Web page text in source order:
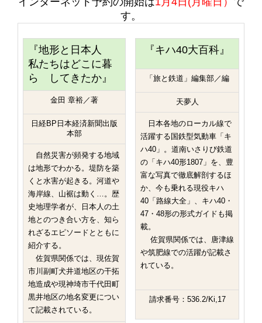
す。
『地形と日本人
私たちはどこに暮
ら してきたか』
金田 章裕／著
日経BP日本経済新聞出版
本部
自然災害が頻発する地域
は地形でわかる。堤防を築
くと水害が起きる。河道や
海岸線、山裾は動く…。歴
史地理学者が、日本人の土
地とのつき合い方を、知ら
れざるエピソードとともに
紹介する。
佐賀県関係では、現佐賀
市川副町犬井道地区の干拓
地造成や現神埼市千代田町
黒井地区の地名変更につい
て記載されている。
『キハ40大百科』
「旅と鉄道」編集部／編
天夢人
日本各地のローカル線で
活躍する国鉄型気動車「キ
ハ40」。道南いさりび鉄道
の「キハ40形1807」を、豊
富な写真で徹底解剖するほ
か、今も乗れる現役キハ
40「路線大全」、キハ40・
47・48形の形式ガイドも掲
載。
佐賀県関係では、唐津線
や筑肥線での活躍が記載さ
れている。
請求番号：536.2/Ki,17